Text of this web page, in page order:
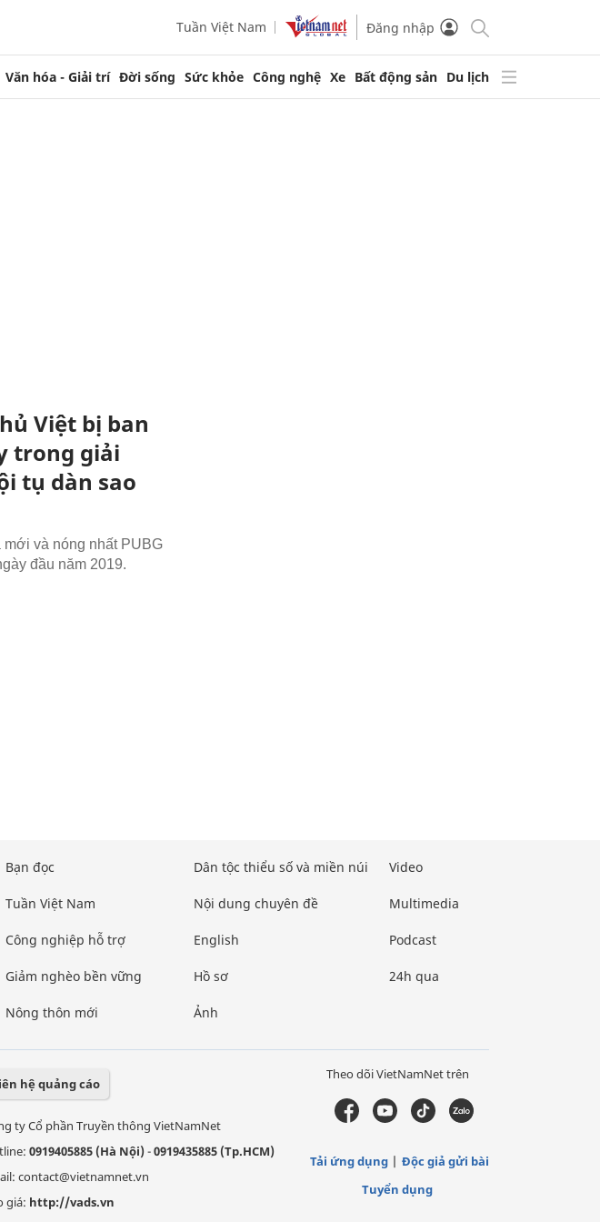
Tuần Việt Nam Đăng nhập
Văn hóa - Giải trí Đời sống Sức khỏe Công nghệ Xe Bất động sản Du lịch
Việt bị ban
trong giải
tụ dàn sao
mới và nóng nhất PUBG
đầu năm 2019.
Bạn đọc
Tuần Việt Nam
Công nghiệp hỗ trợ
Giảm nghèo bền vững
Nông thôn mới
Dân tộc thiểu số và miền núi
Nội dung chuyên đề
English
Hồ sơ
Ảnh
Video
Multimedia
Podcast
24h qua
hệ quảng cáo
ty Cổ phần Truyền thông VietNamNet
0919405885 (Hà Nội)-0919435885 (Tp.HCM)
contact@vietnamnet.vn
giá: http://vads.vn
Theo dõi VietNamNet trên
Tải ứng dụng
Độc giả gửi bài
Tuyển dụng